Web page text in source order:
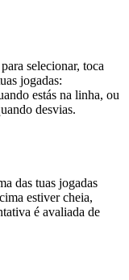
selecionar, toca
jogadas:
estás na linha, ou
desvias.
das tuas jogadas
estiver cheia,
é avaliada de